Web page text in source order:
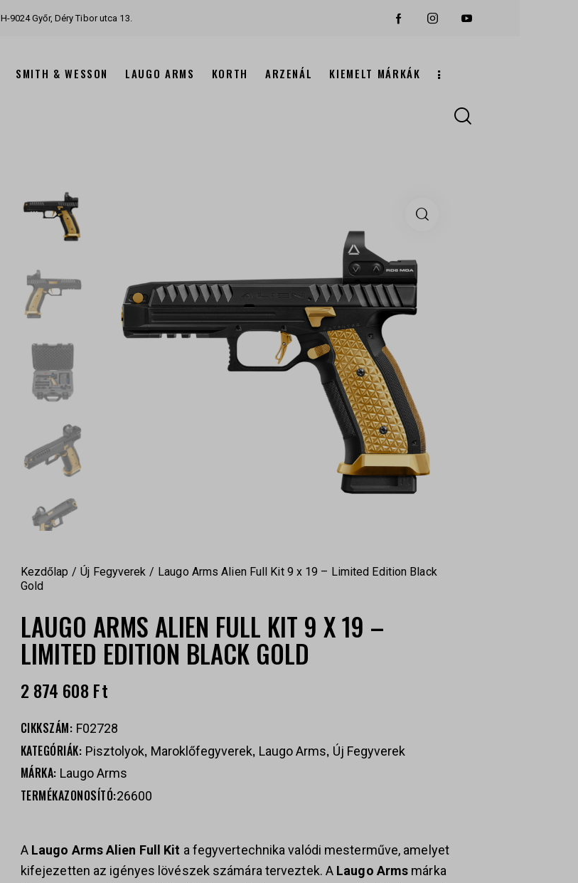
H-9024 Győr, Déry Tibor utca 13.
SMITH & WESSON LAUGO ARMS KORTH ARZENÁL KIEMELT MÁRKÁK
Kezdőlap Új Fegyverek
Laugo Arms Alien Full Kit 9 x 19 – Limited Edition Black
Gold
LAUGO ARMS ALIEN FULL KIT 9 X 19 –
LIMITED EDITION BLACK GOLD
2 874 608Ft
CIKKSZÁM: F02728
KATEGÓRIÁK: Pisztolyok, Maroklőfegyverek, Laugo Arms, Új Fegyverek
MÁRKA: Laugo Arms
TERMÉKAZONOSÍTÓ:26600
A Laugo Arms Alien Full Kit a fegyvertechnika valódi mesterműve, amelyet
kifejezetten az igényes lövészek számára terveztek. A Laugo Arms márka